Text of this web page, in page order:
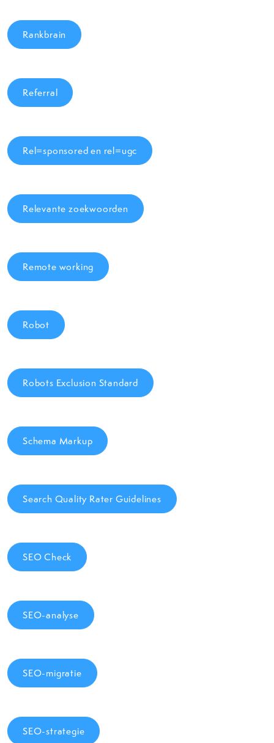
Rankbrain
Referral
Rel=sponsored en rel=ugc
Relevante zoekwoorden
Remote working
Robot
Robots Exclusion Standard
Schema Markup
Search Quality Rater Guidelines
SEO Check
SEO-analyse
SEO-migratie
SEO-strategie